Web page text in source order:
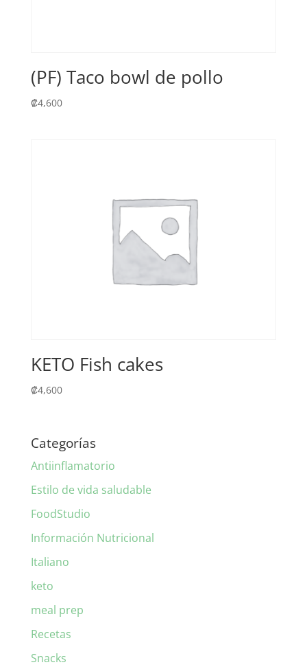
(PF) Taco bowl de pollo
₡4,600
KETO Fish cakes
₡4,600
Categorías
Antiinflamatorio
Estilo de vida saludable
FoodStudio
Información Nutricional
Italiano
keto
meal prep
Recetas
Snacks